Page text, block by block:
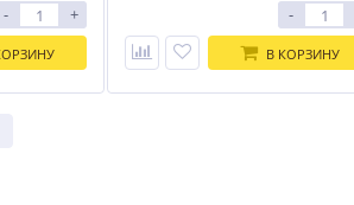
- + -
В КОРЗИНУ